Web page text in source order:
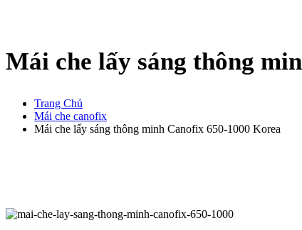
Mái che lấy sáng thông
Trang Chủ
Mái che canofix
Mái che lấy sáng thông minh Canofix 650-1000 Korea